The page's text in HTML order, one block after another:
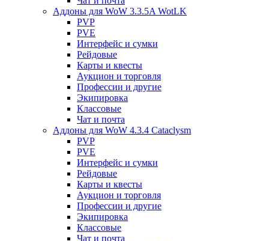
Аддоны для WoW 3.3.5A WotLK
PVP
PVE
Интерфейс и сумки
Рейдовые
Карты и квесты
Аукцион и торговля
Профессии и другие
Экипировка
Классовые
Чат и почта
Аддоны для WoW 4.3.4 Cataclysm
PVP
PVE
Интерфейс и сумки
Рейдовые
Карты и квесты
Аукцион и торговля
Профессии и другие
Экипировка
Классовые
Чат и почта